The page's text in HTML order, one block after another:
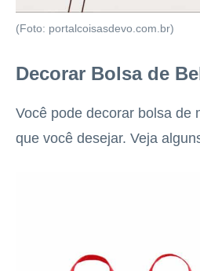
(Foto: portalcoisasdevo.com.br)
Decorar Bolsa de
Você pode decorar bolsa de
que você desejar. Veja